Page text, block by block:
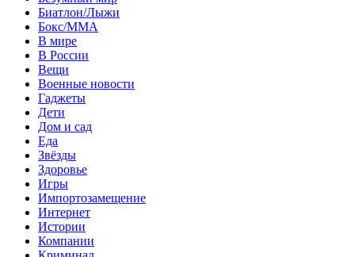
Биатлон/Лыжи
Бокс/MMA
В мире
В России
Вещи
Военные новости
Гаджеты
Дети
Дом и сад
Еда
Звёзды
Здоровье
Игры
Импортозамещение
Интернет
Истории
Компании